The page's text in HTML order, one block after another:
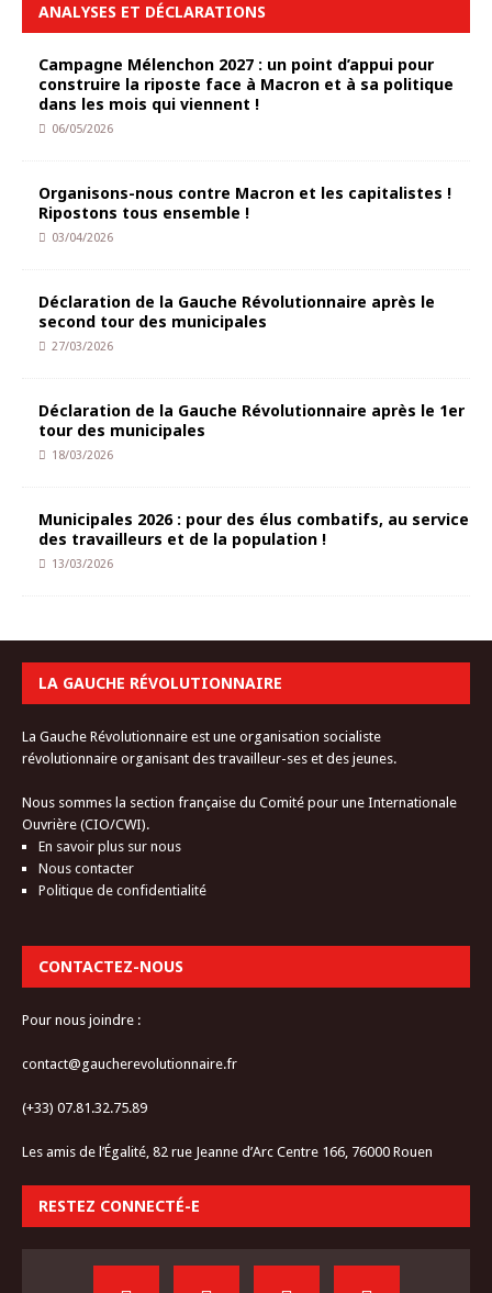
ANALYSES ET DÉCLARATIONS
Campagne Mélenchon 2027 : un point d’appui pour
construire la riposte face à Macron et à sa politique
dans les mois qui viennent !
06/05/2026
Organisons-nous contre Macron et les capitalistes !
Ripostons tous ensemble !
03/04/2026
Déclaration de la Gauche Révolutionnaire après le
second tour des municipales
27/03/2026
Déclaration de la Gauche Révolutionnaire après le 1er
tour des municipales
18/03/2026
Municipales 2026 : pour des élus combatifs, au service
des travailleurs et de la population !
13/03/2026
LA GAUCHE RÉVOLUTIONNAIRE
La Gauche Révolutionnaire est une organisation socialiste
révolutionnaire organisant des travailleur-ses et des jeunes.
Nous sommes la section française du Comité pour une Internationale
Ouvrière (CIO/CWI).
En savoir plus sur nous
Nous contacter
Politique de confidentialité
CONTACTEZ-NOUS
Pour nous joindre :
contact@gaucherevolutionnaire.fr
(+33) 07.81.32.75.89
Les amis de l’Égalité, 82 rue Jeanne d’Arc Centre 166, 76000 Rouen
RESTEZ CONNECTÉ-E